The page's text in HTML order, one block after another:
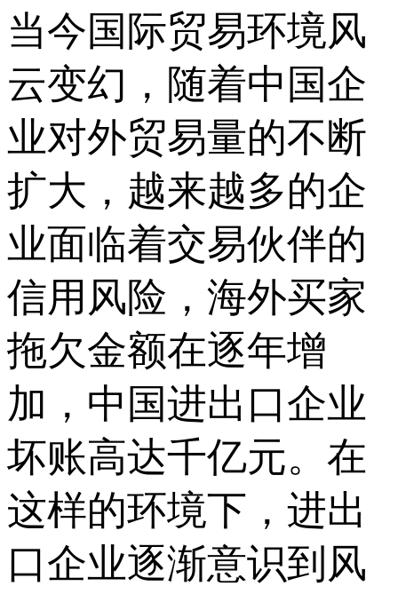
当今国际贸易环境风
云变幻，随着中国企
业对外贸易量的不断
扩大，越来越多的企
业面临着交易伙伴的
信用风险，海外买家
拖欠金额在逐年增
加，中国进出口企业
坏账高达千亿元。在
这样的环境下，进出
口企业逐渐意识到风